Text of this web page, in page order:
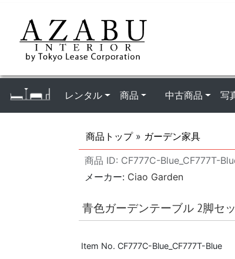
レンタル 商品 中古商品 写
商品トップ » ガーデン家具
商品 ID CF777C-Blue_CF777T-
メーカー Ciao Garden
青色ガーデンテーブル 2脚セ
Item No. CF777C-Blue_CF777T-Blue